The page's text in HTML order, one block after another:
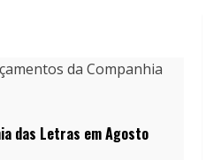
das Letras em Agosto